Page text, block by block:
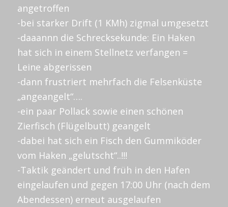
angetroffen
-bei starker Drift (1 KMh) zigmal umgesetzt
-daaannn die Schrecksekunde: Ein Haken
hat sich in einem Stellnetz verfangen =
Leine abgerissen
-dann frustriert mehrfach die Felsenküste
„angeangelt“….
-ein paar Pollack sowie einen schönen
Zierfisch (Flügelbutt) geangelt
-dabei hat sich ein Fisch den Gummiköder
vom Haken „gelutscht“..!!!
-Taktik geändert und früh in den Hafen
eingelaufen und gegen 17:00 Uhr (nach dem
Abendessen) erneut ausgelaufen